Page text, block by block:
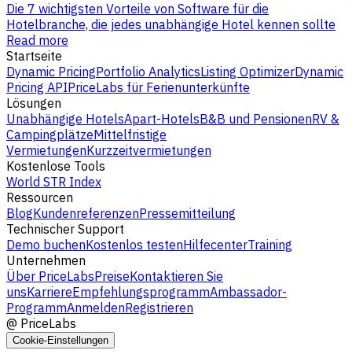
Die 7 wichtigsten Vorteile von Software für die
Hotelbranche, die jedes unabhängige Hotel kennen sollte
Read more
Startseite
Dynamic PricingPortfolio AnalyticsListing OptimizerDynamic
Pricing APIPriceLabs für Ferienunterkünfte
Lösungen
Unabhängige HotelsApart-HotelsB&B und PensionenRV &
CampingplätzeMittelfristige
VermietungenKurzzeitvermietungen
Kostenlose Tools
World STR Index
Ressourcen
BlogKundenreferenzenPressemitteilung
Technischer Support
Demo buchenKostenlos testenHilfecenterTraining
Unternehmen
Über PriceLabsPreiseKontaktieren Sie
unsKarriereEmpfehlungsprogrammAmbassador-
ProgrammAnmeldenRegistrieren
@ PriceLabs
Cookie-Einstellungen